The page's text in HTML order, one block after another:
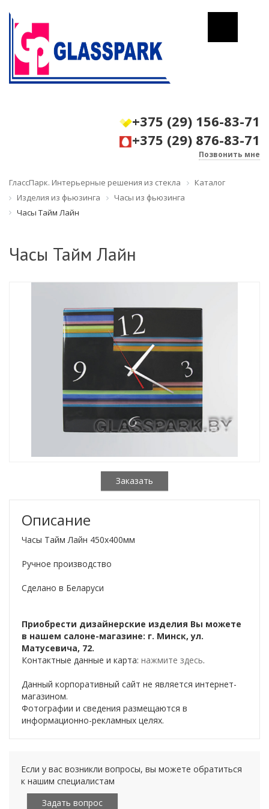
+375 (29) 156-83-71
+375 (29) 876-83-71
Позвонить мне
ГлассПарк. Интерьерные решения из стекла
Каталог
Изделия из фьюзинга
Часы из фьюзинга
Часы Тайм Лайн
Часы Тайм Лайн
Заказать
Описание
Часы Тайм Лайн 450х400мм
Ручное производство
Сделано в Беларуси
Приобрести дизайнерские изделия Вы можете
в нашем салоне-магазине: г. Минск, ул.
Матусевича, 72.
Контактные данные и карта: нажмите здесь.
Данный корпоративный сайт не является интернет-
магазином.
Фотографии и сведения размещаются в
информационно-рекламных целях.
Если у вас возникли вопросы, вы можете обратиться
к нашим специалистам
Задать вопрос